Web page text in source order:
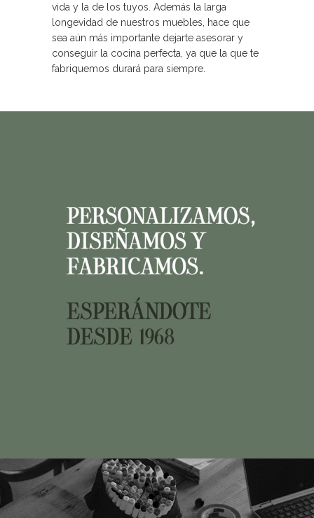
vida y la de los tuyos. Además la larga
longevidad de nuestros muebles, hace que
sea aún más importante dejarte asesorar y
conseguir la cocina perfecta, ya que la que te
fabriquemos durará para siempre.